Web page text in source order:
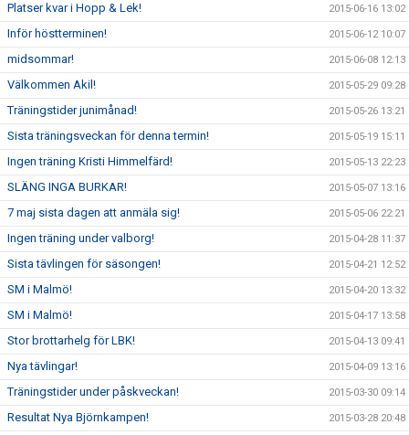
Platser kvar i Hopp & Lek! 2015-06-16 13:02
Inför höstterminen! 2015-06-12 10:07
midsommar! 2015-06-08 12:13
Välkommen Akil! 2015-05-29 09:28
Träningstider junimånad! 2015-05-26 13:21
Sista träningsveckan för denna termin! 2015-05-19 15:11
Ingen träning Kristi Himmelfärd! 2015-05-13 22:23
SLÄNG INGA BURKAR! 2015-05-07 13:16
7 maj sista dagen att anmäla sig! 2015-05-06 22:21
Ingen träning under valborg! 2015-04-28 11:37
Sista tävlingen för säsongen! 2015-04-21 12:52
SM i Malmö! 2015-04-20 13:32
SM i Malmö! 2015-04-17 13:58
Stor brottarhelg för LBK! 2015-04-13 09:41
Nya tävlingar! 2015-04-09 13:16
Träningstider under påskveckan! 2015-03-30 09:14
Resultat Nya Björnkampen! 2015-03-28 20:48